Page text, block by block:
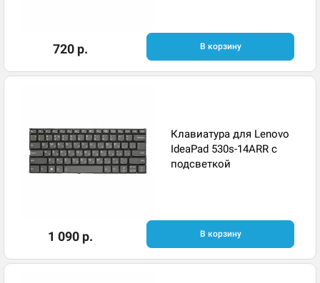
720 р. В корзину
Клавиатура для Lenovo
IdeaPad 530s-14ARR с
подсветкой
1 090 р. В корзину